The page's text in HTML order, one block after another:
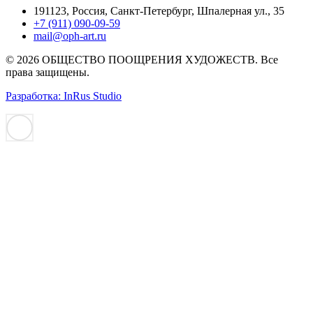
191123, Россия, Санкт-Петербург, Шпалерная ул., 35
+7 (911) 090-09-59
mail@oph-art.ru
© 2026 ОБЩЕСТВО ПООЩРЕНИЯ ХУДОЖЕСТВ. Все
права защищены.
Разработка: InRus Studio